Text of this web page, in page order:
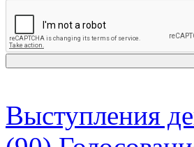
Выступления